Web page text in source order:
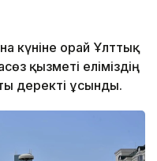
күніне орай Ұлттық
қызметі еліміздің
деректі ұсынды.